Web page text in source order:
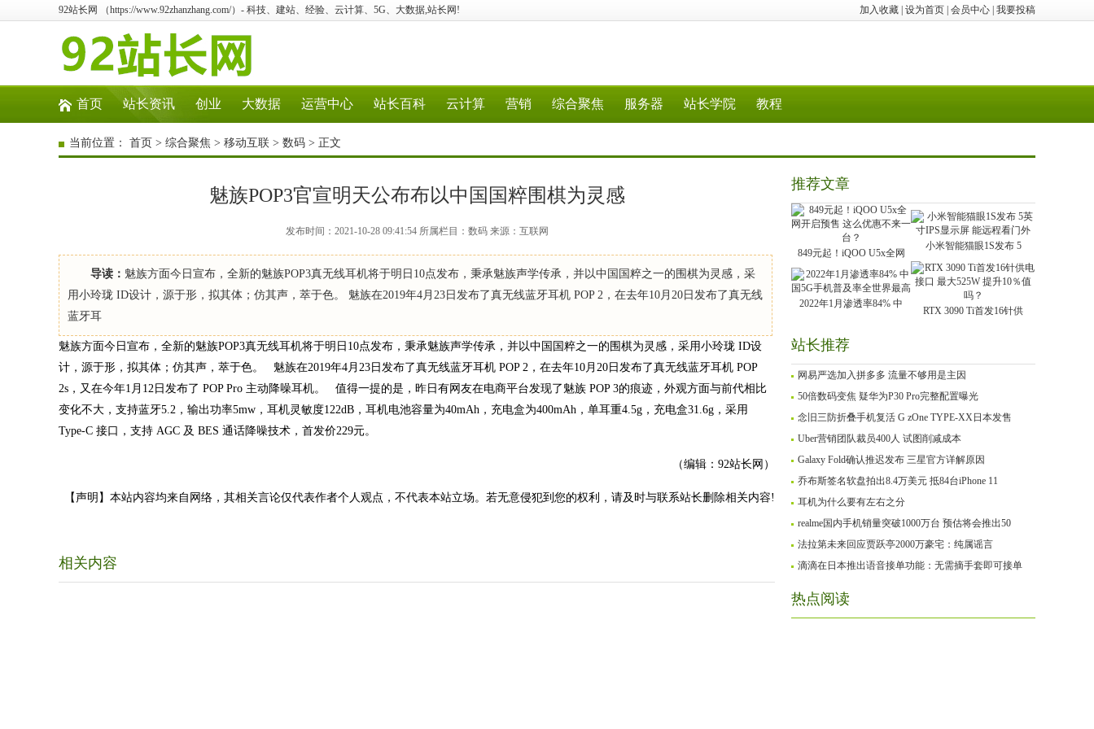
加入收藏 设为首页 会员中心 我要投稿
92站长网 （https://www.92zhanzhang.com/）- 科技、建站、经验、云计算、5G、大数据,站长网!
首页 站长资讯 创业 大数据 运营中心 站长百科 云计算 营销 综合聚焦 服务器 站长学院 教程
当前位置： 首页 > 综合聚焦 > 移动互联 > 数码 > 正文
魅族POP3官宣明天公布布以中国国粹围棋为灵感
发布时间：2021-10-28 09:41:54 所属栏目：数码 来源：互联网
导读： 魅族方面今日宣布，全新的魅族POP3真无线耳机将于明日10点发布，秉承魅族声学传承，并以中国国粹之一的围棋为灵感，采
用小玲珑 ID设计，源于形，拟其体；仿其声，萃于色。 魅族在2019年4月23日发布了真无线蓝牙耳机 POP 2，在去年10月20日发布了真无线
蓝牙耳
魅族方面今日宣布，全新的魅族POP3真无线耳机将于明日10点发布，秉承魅族声学传承，并以中国国粹之一的围棋为灵感，采用小玲珑 ID设
计，源于形，拟其体；仿其声，萃于色。 魅族在2019年4月23日发布了真无线蓝牙耳机 POP 2，在去年10月20日发布了真无线蓝牙耳机 POP
2s，又在今年1月12日发布了 POP Pro 主动降噪耳机。 值得一提的是，昨日有网友在电商平台发现了魅族 POP 3的痕迹，外观方面与前代相比
变化不大，支持蓝牙5.2，输出功率5mw，耳机灵敏度122dB，耳机电池容量为40mAh，充电盒为400mAh，单耳重4.5g，充电盒31.6g，采用
Type-C 接口，支持 AGC 及 BES 通话降噪技术，首发价229元。
（编辑：92站长网）
【声明】本站内容均来自网络，其相关言论仅代表作者个人观点，不代表本站立场。若无意侵犯到您的权利，请及时与联系站长删除相关内容!
相关内容
推荐文章
849元起！iQOO U5x全网
小米智能猫眼1S发布 5
2022年1月渗透率84% 中
RTX 3090 Ti首发16针供
站长推荐
网易严选加入拼多多 流量不够用是主因
50倍数码变焦 疑华为P30 Pro完整配置曝光
念旧三防折叠手机复活 G zOne TYPE-XX日本发售
Uber营销团队裁员400人 试图削减成本
Galaxy Fold确认推迟发布 三星官方详解原因
乔布斯签名软盘拍出8.4万美元 抵84台iPhone 11
耳机为什么要有左右之分
realme国内手机销量突破1000万台 预估将会推出50
法拉第未来回应贾跃亭2000万豪宅：纯属谣言
滴滴在日本推出语音接单功能：无需摘手套即可接单
热点阅读